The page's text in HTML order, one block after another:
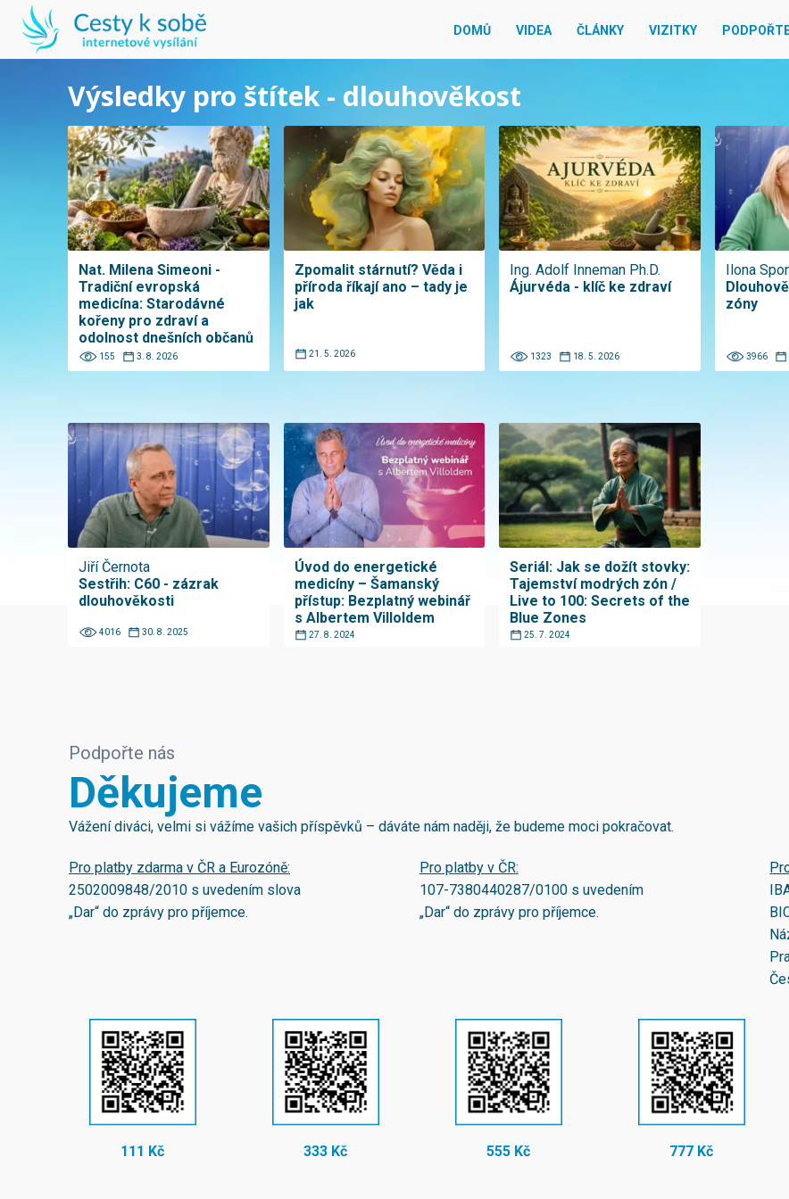
DOMŮ VIDEA ČLÁNKY VIZITKY
Výsledky pro štítek - dlouhověkost
Nat. Milena Simeoni -
Tradiční evropská
medicína: Starodávné
kořeny pro zdraví a
odolnost dnešních občanů
155 3. 8. 2026
Zpomalit stárnutí? Věda i
příroda říkají ano – tady je
jak
21. 5. 2026
Ing. Adolf Inneman Ph.D.
Ájurvéda - klíč ke zdraví
1323 18. 5. 2026
Ilona
zóny
3966
Jiří Černota
Sestřih: C60 - zázrak
dlouhověkosti
4016 30. 8. 2025
Úvod do energetické
medicíny – Šamanský
přístup: Bezplatný webinář
s Albertem Villoldem
27. 8. 2024
Seriál: Jak se dožít stovky:
Tajemství modrých zón /
Live to 100: Secrets of the
Blue Zones
25. 7. 2024
Podpořte nás
Děkujeme
Vážení diváci, velmi si vážíme vašich příspěvků – dáváte nám naději, že budeme moci pokračovat.
Pro platby zdarma v ČR a Eurozóně:
2502009848/2010 s uvedením slova
„Dar“ do zprávy pro příjemce.
Pro platby v ČR:
107-7380440287/0100s uvedením
„Dar“ do zprávy pro příjemce.
111 Kč 333 Kč 555 Kč 777 Kč